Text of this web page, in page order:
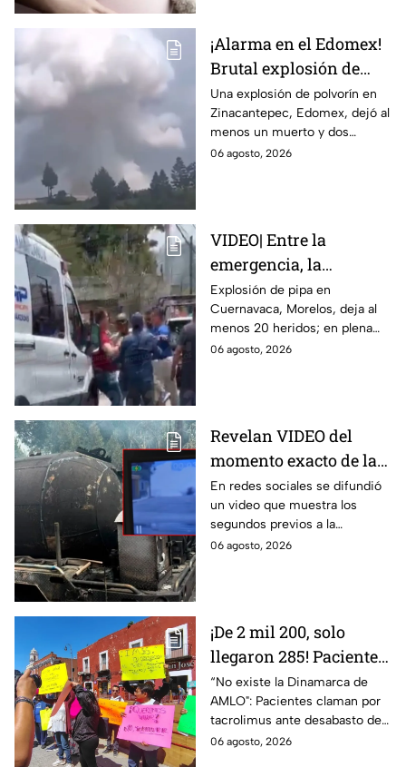
¡Alarma en el Edomex!
Brutal explosión de
polvorín en Santa
María del Monte,
Zinacantepec; reportan
al menos un muerto y
Una explosión de polvorín en
Zinacantepec, Edomex, dejó al
menos un muerto y dos
heridos; autoridades atiende la
06 agosto, 2026
VIDEO| Entre la
emergencia, la
desesperación y el
llanto de un niño;
adultos desatan pelea
tras explosión de pipa
Explosión de pipa en
Cuernavaca, Morelos, deja al
menos 20 heridos; en plena
emergencia, dos hombres
06 agosto, 2026
Revelan VIDEO del
momento exacto de la
explosión de pipa de
gas en Cuernavaca,
Morelos
En redes sociales se difundió
un video que muestra los
segundos previos a la
explosión de una pipa de gas
06 agosto, 2026
¡De 2 mil 200, solo
llegaron 285! Pacientes
claman por
medicamentos ante
desabasto en IMSS
Puebla
“No existe la Dinamarca de
AMLO": Pacientes claman por
tacrolimus ante desabasto de
medicamentos en hospital del
06 agosto, 2026